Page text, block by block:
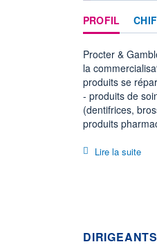
PROFIL
Procter &
la
produits se
- produits de
(dentifrices,
produits
Puffs), produits
soins du corps
Lire la suite
DIRIGEANTS